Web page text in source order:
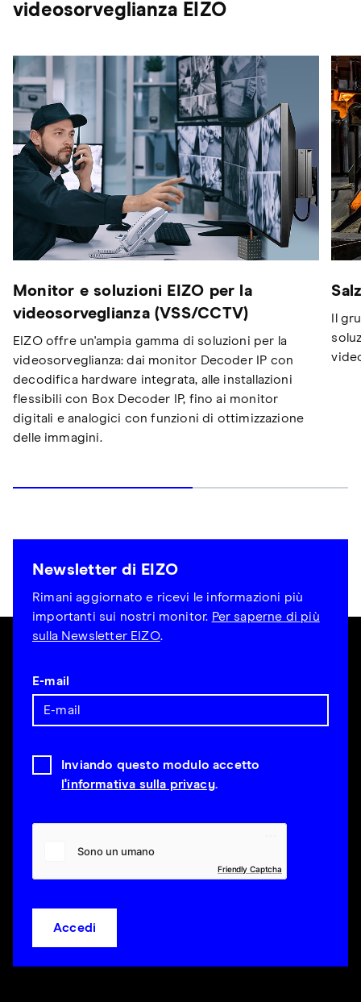
videosorveglianza EIZO
Monitor e soluzioni EIZO per la
videosorveglianza (VSS/CCTV)
EIZO offre un'ampia gamma di soluzioni per la
videosorveglianza: dai monitor Decoder IP con
decodifica hardware integrata, alle installazioni
flessibili con Box Decoder IP, fino ai monitor
digitali e analogici con funzioni di ottimizzazione
delle immagini.
Il
Newsletter di EIZO
Rimani aggiornato e ricevi le informazioni più
importanti sui nostri monitor. Per saperne di più
sulla Newsletter EIZO.
E-mail
Inviando questo modulo accetto
l'informativa sulla privacy.
Friendly Captcha
Accedi